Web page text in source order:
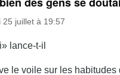
25 juillet à 19:57
lance-t-il
le voile sur les habitudes